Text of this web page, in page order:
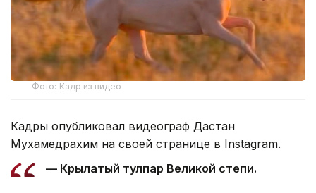
Фото: Кадр из видео
Кадры опубликовал видеограф Дастан
Мухамедрахим на своей странице в Instagram.
— Крылатый тулпар Великой степи.